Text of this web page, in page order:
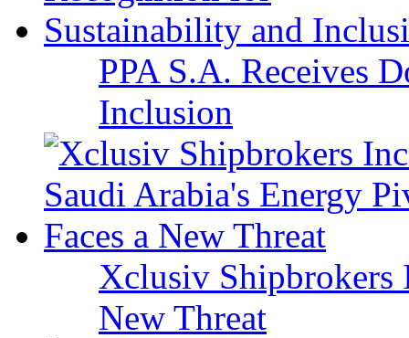
PPA S.A. Receives
Inclusion
Xclusiv Shipbrokers
New Threat